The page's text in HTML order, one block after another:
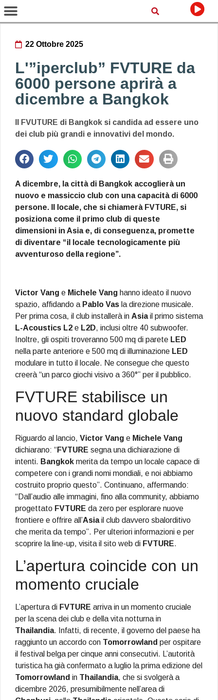
22 Ottobre 2025
L'”iperclub” FVTURE da
6000 persone aprirà a
dicembre a Bangkok
Il FVUTURE di Bangkok si candida ad essere uno
dei club più grandi e innovativi del mondo.
A dicembre, la città di Bangkok accoglierà un
nuovo e massiccio club con una capacità di 6000
persone. Il locale, che si chiamerà FVTURE, si
posiziona come il primo club di queste
dimensioni in Asia e, di conseguenza, promette
di diventare “il locale tecnologicamente più
avventuroso della regione”.
Victor Vang e Michele Vang hanno ideato il nuovo
spazio, affidando a Pablo Vas la direzione musicale.
Per prima cosa, il club installerà in Asiail primo sistema
L-Acoustics L2 e L2D, inclusi oltre 40 subwoofer.
Inoltre, gli ospiti troveranno 500 mq di parete LED
nella parte anteriore e 500 mq di illuminazione LED
modulare in tutto il locale. Ne consegue che questo
creerà “un parco giochi visivo a 360°” per il pubblico.
FVTURE stabilisce un
nuovo standard globale
Riguardo al lancio, Victor Vang e Michele Vang
dichiarano: “FVTURE segna una dichiarazione di
intenti. Bangkok merita da tempo un locale capace di
competere con i grandi nomi mondiali, e noi abbiamo
costruito proprio questo”. Continuano, affermando:
“Dall’audio alle immagini, fino alla community, abbiamo
progettato FVTURE da zero per esplorare nuove
frontiere e offrire all’Asiail club davvero sbalorditivo
che merita da tempo”. Per ulteriori informazioni e per
scoprire la line-up, visita il sito web di FVTURE.
L’apertura coincide con un
momento cruciale
L’apertura di FVTURE arriva in un momento cruciale
per la scena dei club e della vita notturna in
Thailandia. Infatti, di recente, il governo del paese ha
raggiunto un accordo con Tomorrowland per ospitare
il festival belga per cinque anni consecutivi. L’autorità
turistica ha già confermato a luglio la prima edizione del
Tomorrowland in Thailandia, che si svolgerà a
dicembre 2026, presumibilmente nell’area di